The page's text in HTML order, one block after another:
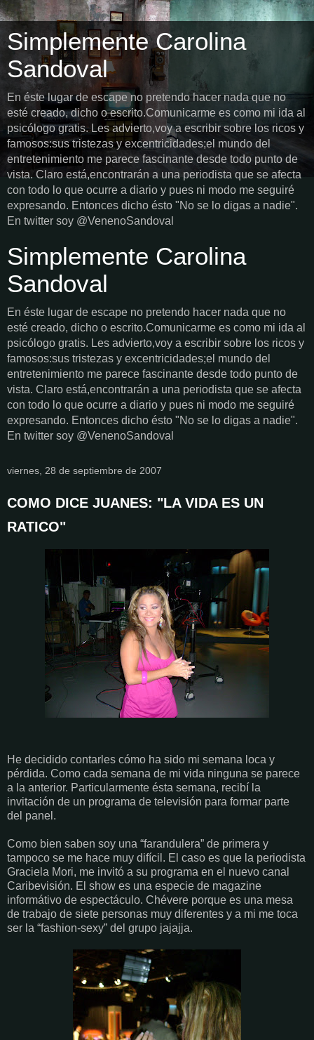
Simplemente Carolina
Sandoval
En éste lugar de escape no pretendo hacer nada que no
esté creado, dicho o escrito.Comunicarme es como mi ida al
psicólogo gratis. Les advierto,voy a escribir sobre los ricos y
famosos:sus tristezas y excentricidades;el mundo del
entretenimiento me parece fascinante desde todo punto de
vista. Claro está,encontrarán a una periodista que se afecta
con todo lo que ocurre a diario y pues ni modo me seguiré
expresando. Entonces dicho ésto "No se lo digas a nadie".
En twitter soy @VenenoSandoval
Simplemente Carolina
Sandoval
En éste lugar de escape no pretendo hacer nada que no
esté creado, dicho o escrito.Comunicarme es como mi ida al
psicólogo gratis. Les advierto,voy a escribir sobre los ricos y
famosos:sus tristezas y excentricidades;el mundo del
entretenimiento me parece fascinante desde todo punto de
vista. Claro está,encontrarán a una periodista que se afecta
con todo lo que ocurre a diario y pues ni modo me seguiré
expresando. Entonces dicho ésto "No se lo digas a nadie".
En twitter soy @VenenoSandoval
viernes, 28 de septiembre de 2007
COMO DICE JUANES: "LA VIDA ES UN
RATICO"
He decidido contarles cómo ha sido mi semana loca y
pérdida. Como cada semana de mi vida ninguna se parece
a la anterior. Particularmente ésta semana, recibí la
invitación de un programa de televisión para formar parte
del panel.
Como bien saben soy una “farandulera” de primera y
tampoco se me hace muy difícil. El caso es que la periodista
Graciela Mori, me invitó a su programa en el nuevo canal
Caribevisión. El show es una especie de magazine
informátivo de espectáculo. Chévere porque es una mesa
de trabajo de siete personas muy diferentes y a mi me toca
ser la “fashion-sexy” del grupo jajajja.